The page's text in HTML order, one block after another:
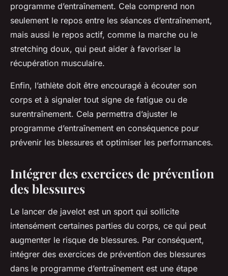
programme d’entraînement. Cela comprend non
seulement le repos entre les séances d’entraînement,
mais aussi le repos actif, comme la marche ou le
stretching doux, qui peut aider à favoriser la
récupération musculaire.
Enfin, l’athlète doit être encouragé à écouter son
corps et à signaler tout signe de fatigue ou de
surentraînement. Cela permettra d’ajuster le
programme d’entraînement en conséquence pour
prévenir les blessures et optimiser les performances.
Intégrer des exercices de prévention
des blessures
Le lancer de javelot est un sport qui sollicite
intensément certaines parties du corps, ce qui peut
augmenter le risque de blessures. Par conséquent,
intégrer des exercices de prévention des blessures
dans le programme d’entraînement est une étape